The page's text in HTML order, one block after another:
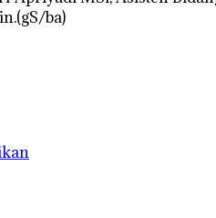
ba)